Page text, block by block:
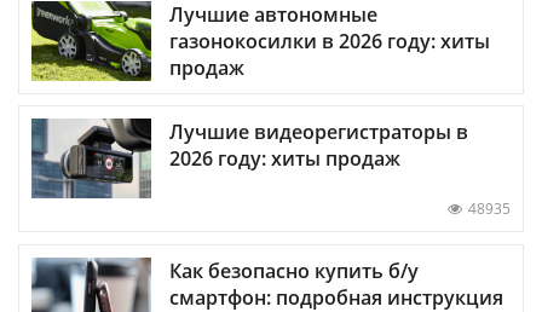
Лучшие автономные
газонокосилки в 2026 году: хиты
продаж
Лучшие видеорегистраторы в
2026 году: хиты продаж
48935
Как безопасно купить б/у
смартфон: подробная инструкция